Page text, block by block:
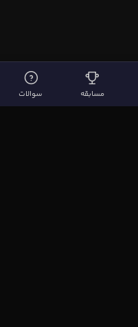
مسابقه سوالات